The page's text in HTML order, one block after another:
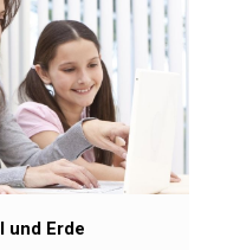
und Erde